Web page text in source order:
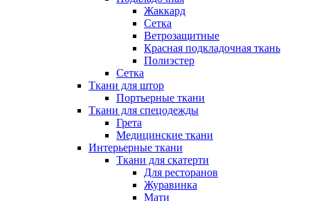
Жаккард
Сетка
Ветрозащитные
Красная подкладочная ткань
Полиэстер
Сетка
Ткани для штор
Портьерные ткани
Ткани для спецодежды
Грета
Медицинские ткани
Интерьерные ткани
Ткани для скатерти
Для ресторанов
Журавинка
Мати